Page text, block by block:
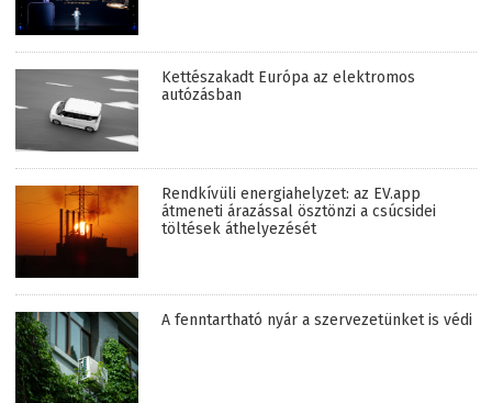
Kettészakadt Európa az elektromos
autózásban
Rendkívüli energiahelyzet: az EV.app
átmeneti árazással ösztönzi a csúcsidei
töltések áthelyezését
A fenntartható nyár a szervezetünket is védi